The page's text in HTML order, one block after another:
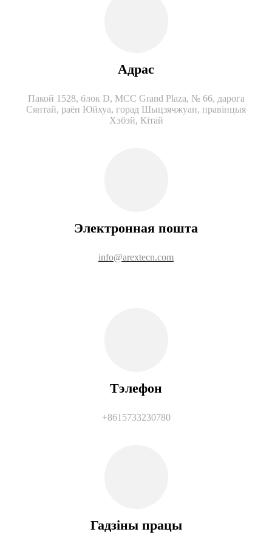
Адрас
Пакой 1528, блок D, MCC Grand Plaza, № 66, дарога
Сянтай, раён Юйхуа, горад Шыцзячжуан, правінцыя
Хэбэй, Кітай
Электронная пошта
info@arextecn.com
Тэлефон
+8615733230780
Гадзіны працы